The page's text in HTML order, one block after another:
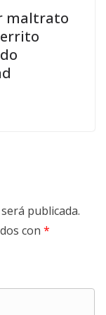
maltrato
publicada.
con *